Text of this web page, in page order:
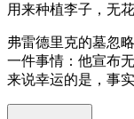
用来种植李子，无
弗雷德里克的墓忽
一件事情：他宣布
来说幸运的是，事实